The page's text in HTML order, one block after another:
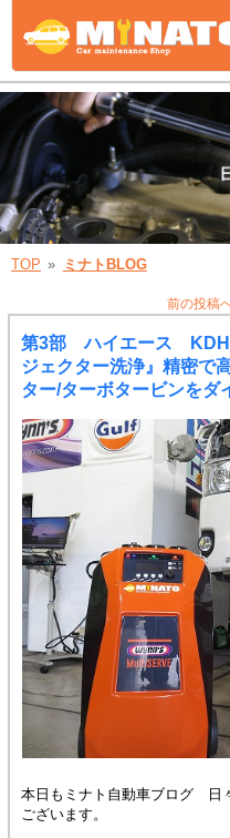
TOP ミナトBLOG
前の投稿
第3部 ハイエース
ジェクター洗浄』精密で
ター/ターボタービンをダ
本日もミナト自動車ブログ 日
ございます。